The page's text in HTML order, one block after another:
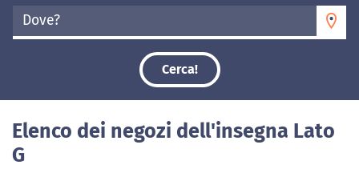
Dove?
Cerca!
Elenco dei negozi dell'insegna Lato
G